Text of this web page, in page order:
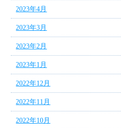
2023年4月
2023年3月
2023年2月
2023年1月
2022年12月
2022年11月
2022年10月